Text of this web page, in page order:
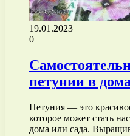
19.01.2023
0
петунии в
Петуния — это
которое может стать
дома или сада.